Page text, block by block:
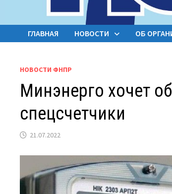
ГЛАВНАЯ НОВОСТИ ОБ
НОВОСТИ ФНПР
Минэнерго хочет
спецсчетчики
21.07.2022